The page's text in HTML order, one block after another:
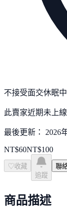
不接受面交休眠中
此賣家近期未上
最後更新： 2026
NT$60NT$100
♡ 收藏
追蹤
聯
商品描述